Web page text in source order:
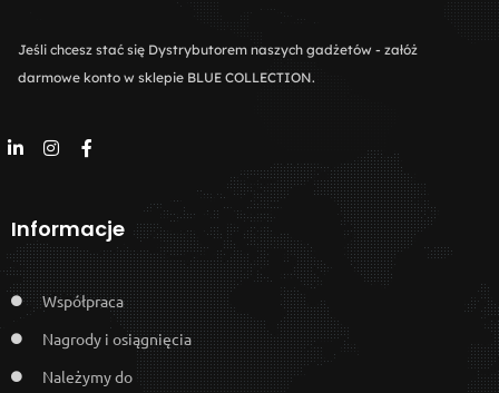
Jeśli chcesz stać się Dystrybutorem naszych gadżetów - załóż
darmowe konto w sklepie BLUE COLLECTION.
Informacje
Współpraca
Nagrody i osiągnięcia
Należymy do